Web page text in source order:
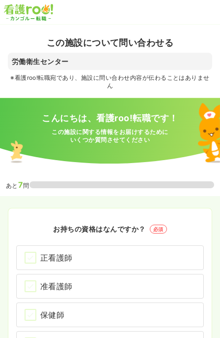
この施設について問い合わせる
労働衛生センター
※看護roo!転職宛であり、施設に問い合わせ内容が伝わることはありませ
ん
こんにちは、看護roo!転職です！
この施設に関する情報をお届けするために
いくつか質問させてください
あと 7問
お持ちの資格はなんですか？ 必須
正看護師
准看護師
保健師